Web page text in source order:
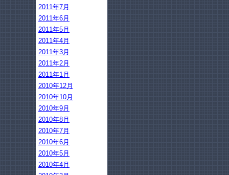
2011年7月
2011年6月
2011年5月
2011年4月
2011年3月
2011年2月
2011年1月
2010年12月
2010年10月
2010年9月
2010年8月
2010年7月
2010年6月
2010年5月
2010年4月